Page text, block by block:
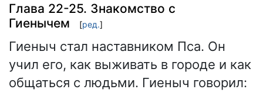
Глава 22-25. Знакомство с
Гиенычем
[ред.]
Гиеныч стал наставником Пса. Он
учил его, как выживать в городе и как
общаться с людьми. Гиеныч говорил: